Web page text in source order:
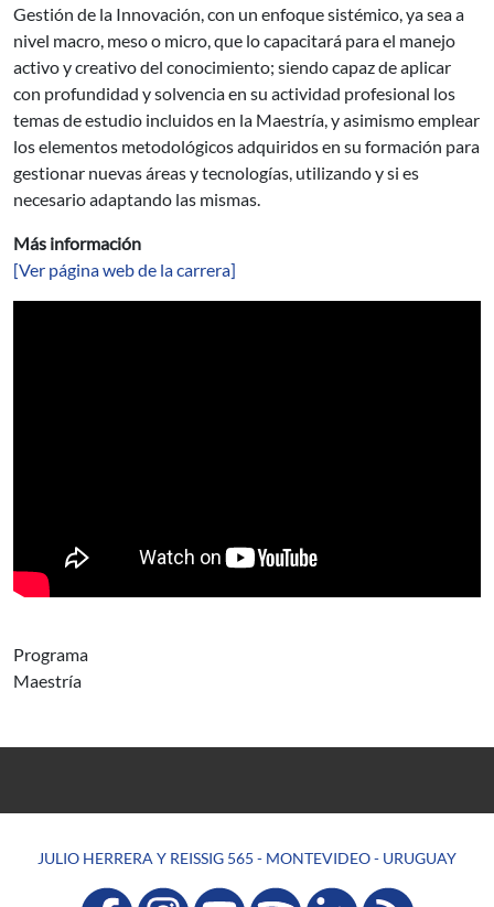
Gestión de la Innovación, con un enfoque sistémico, ya sea a
nivel macro, meso o micro, que lo capacitará para el manejo
activo y creativo del conocimiento; siendo capaz de aplicar
con profundidad y solvencia en su actividad profesional los
temas de estudio incluidos en la Maestría, y asimismo emplear
los elementos metodológicos adquiridos en su formación para
gestionar nuevas áreas y tecnologías, utilizando y si es
necesario adaptando las mismas.
Más información
[Ver página web de la carrera]
Programa
Maestría
JULIO HERRERA Y REISSIG 565 - MONTEVIDEO - URUGUAY